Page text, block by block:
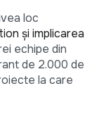
loc
și implicarea
echipe din
de 2.000 de
la care